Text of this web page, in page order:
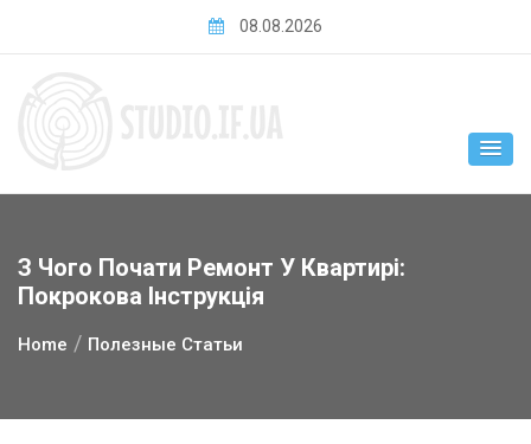
08.08.2026
З Чого Почати Ремонт У Квартирі:
Покрокова Інструкція
Home Полезные Статьи